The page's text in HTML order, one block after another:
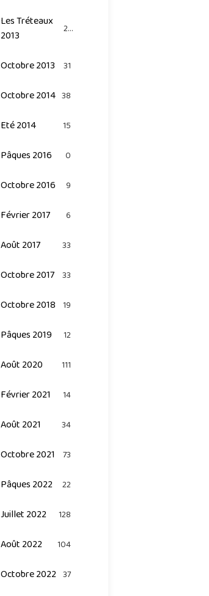
Les Tréteaux
2013
26
Octobre 2013 31
Octobre 2014 38
Eté 2014 15
Pâques 2016 0
Octobre 2016 9
Février 2017 6
Août 2017 33
Octobre 2017 33
Octobre 2018 19
Pâques 2019 12
Août 2020 111
Février 2021 14
Août 2021 34
Octobre 2021 73
Pâques 2022 22
Juillet 2022 128
Août 2022 104
Octobre 2022 37